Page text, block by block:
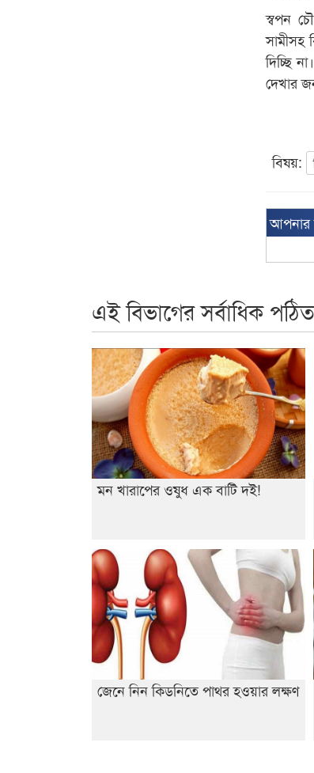
স্বপন
সামীসহ
দিচ্ছি
দেখার
বিষয়:
আপনার
এই বিভাগের সর্বাধিক পঠিত
মন খারাপের ওষুধ এক বাটি দই!
জেনে নিন কিডনিতে পাথর হওয়ার লক্ষণ